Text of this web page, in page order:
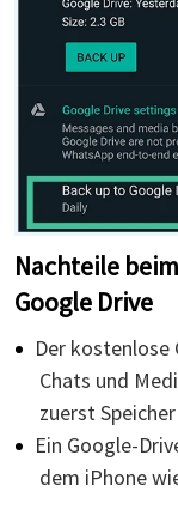
Nachteile
Google Drive
Der kostenlose
Chats und
zuerst
Ein Google-
dem iPhone